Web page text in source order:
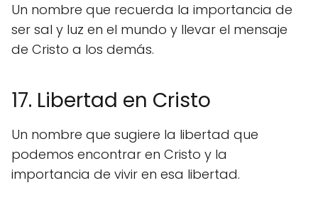
Un nombre que recuerda la importancia de
ser sal y luz en el mundo y llevar el mensaje
de Cristo a los demás.
17. Libertad en Cristo
Un nombre que sugiere la libertad que
podemos encontrar en Cristo y la
importancia de vivir en esa libertad.